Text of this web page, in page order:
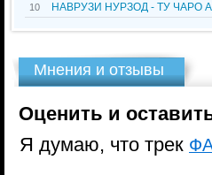
10 НАВРУЗИ НУРЗОД - ТУ ЧАРО
Мнения и отзывы
Оценить и
Я думаю, что трек